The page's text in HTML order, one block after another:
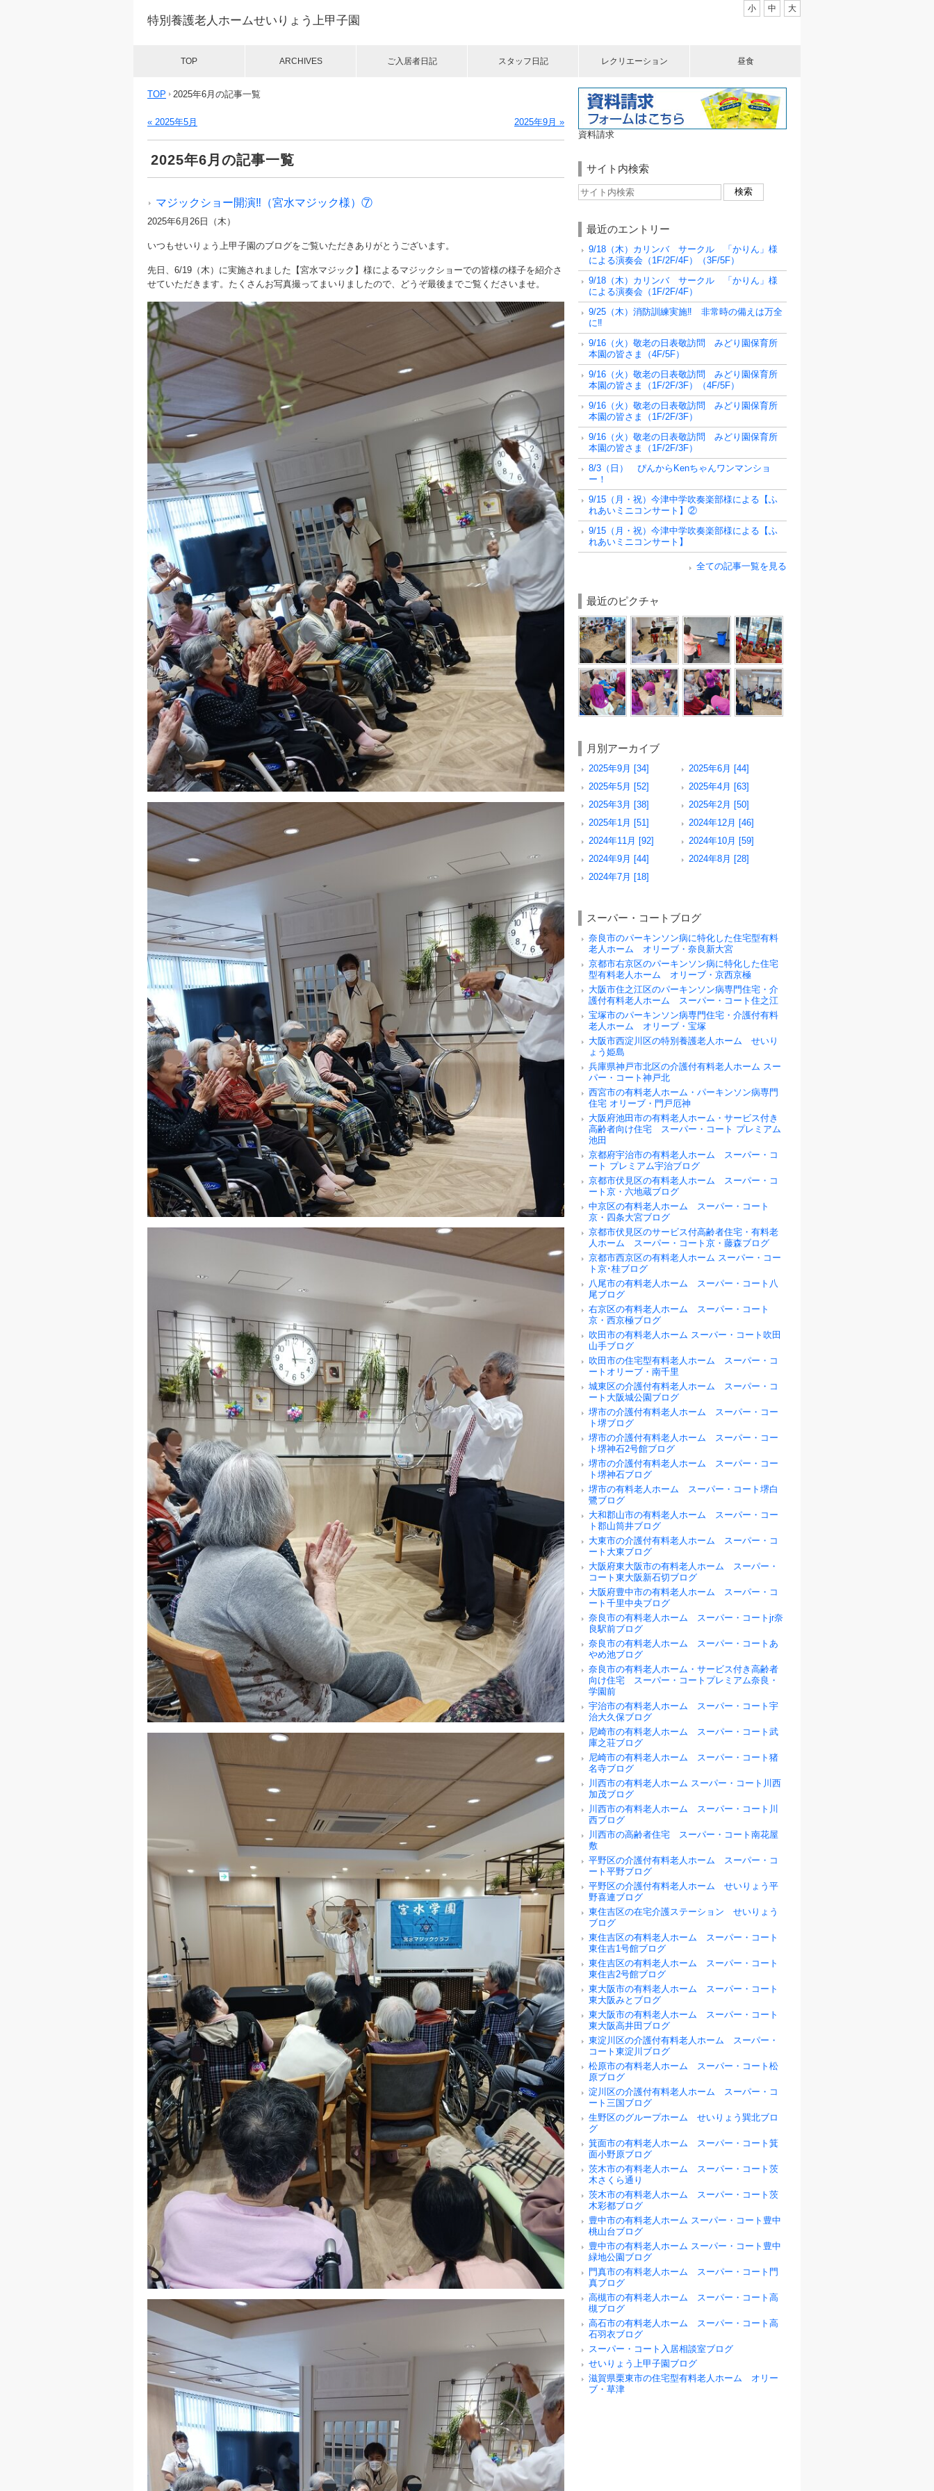
特別養護老人ホームせいりょう上甲子園
TOP ARCHIVES ご入居者日記 スタッフ日記 レクリエーション 昼食
小 中 大
TOP 2025年6月の記事一覧
« 2025年5月 2025年9月 »
2025年6月の記事一覧
マジックショー開演‼（宮水マジック様）⑦
2025年6月26日（木）
いつもせいりょう上甲子園のブログをご覧いただきありがとうございます。
先日、6/19（木）に実施されました【宮水マジック】様によるマジックショーでの皆様の様子を紹介さ
せていただきます。たくさんお写真撮ってまいりましたので、どうぞ最後までご覧くださいませ。
資料請求
サイト内検索
最近のエントリー
9/18（木）カリンバ サークル 「かりん」様
による演奏会（1F/2F/4F）（3F/5F）
9/18（木）カリンバ サークル 「かりん」様
による演奏会（1F/2F/4F）
9/25（木）消防訓練実施‼ 非常時の備えは万全
に‼
9/16（火）敬老の日表敬訪問 みどり園保育所
本園の皆さま（4F/5F）
9/16（火）敬老の日表敬訪問 みどり園保育所
本園の皆さま（1F/2F/3F）（4F/5F）
9/16（火）敬老の日表敬訪問 みどり園保育所
本園の皆さま（1F/2F/3F）
9/16（火）敬老の日表敬訪問 みどり園保育所
本園の皆さま（1F/2F/3F）
8/3（日） ぴんからKenちゃんワンマンショ
ー！
9/15（月・祝）今津中学吹奏楽部様による【ふ
れあいミニコンサート】②
9/15（月・祝）今津中学吹奏楽部様による【ふ
れあいミニコンサート】
全ての記事一覧を見る
最近のピクチャ
月別アーカイブ
2025年9月 [34]
2025年6月 [44]
2025年5月 [52]
2025年4月 [63]
2025年3月 [38]
2025年2月 [50]
2025年1月 [51]
2024年12月 [46]
2024年11月 [92]
2024年10月 [59]
2024年9月 [44]
2024年8月 [28]
2024年7月 [18]
スーパー・コートブログ
奈良市のパーキンソン病に特化した住宅型有料
老人ホーム オリーブ・奈良新大宮
京都市右京区のパーキンソン病に特化した住宅
型有料老人ホーム オリーブ・京西京極
大阪市住之江区のパーキンソン病専門住宅・介
護付有料老人ホーム スーパー・コート住之江
宝塚市のパーキンソン病専門住宅・介護付有料
老人ホーム オリーブ・宝塚
大阪市西淀川区の特別養護老人ホーム せいり
ょう姫島
兵庫県神戸市北区の介護付有料老人ホーム スー
パー・コート神戸北
西宮市の有料老人ホーム・パーキンソン病専門
住宅 オリーブ・門戸厄神
大阪府池田市の有料老人ホーム・サービス付き
高齢者向け住宅 スーパー・コート プレミアム
池田
京都府宇治市の有料老人ホーム スーパー・コ
ート プレミアム宇治ブログ
京都市伏見区の有料老人ホーム スーパー・コ
ート京・六地蔵ブログ
中京区の有料老人ホーム スーパー・コート
京・四条大宮ブログ
京都市伏見区のサービス付高齢者住宅・有料老
人ホーム スーパー・コート京・藤森ブログ
京都市西京区の有料老人ホーム スーパー・コー
ト京･桂ブログ
八尾市の有料老人ホーム スーパー・コート八
尾ブログ
右京区の有料老人ホーム スーパー・コート
京・西京極ブログ
吹田市の有料老人ホーム スーパー・コート吹田
山手ブログ
吹田市の住宅型有料老人ホーム スーパー・コ
ートオリーブ・南千里
城東区の介護付有料老人ホーム スーパー・コ
ート大阪城公園ブログ
堺市の介護付有料老人ホーム スーパー・コー
ト堺ブログ
堺市の介護付有料老人ホーム スーパー・コー
ト堺神石2号館ブログ
堺市の介護付有料老人ホーム スーパー・コー
ト堺神石ブログ
堺市の有料老人ホーム スーパー・コート堺白
鷺ブログ
大和郡山市の有料老人ホーム スーパー・コー
ト郡山筒井ブログ
大東市の介護付有料老人ホーム スーパー・コ
ート大東ブログ
大阪府東大阪市の有料老人ホーム スーパー・
コート東大阪新石切ブログ
大阪府豊中市の有料老人ホーム スーパー・コ
ート千里中央ブログ
奈良市の有料老人ホーム スーパー・コートjr奈
良駅前ブログ
奈良市の有料老人ホーム スーパー・コートあ
やめ池ブログ
奈良市の有料老人ホーム・サービス付き高齢者
向け住宅 スーパー・コートプレミアム奈良・
学園前
宇治市の有料老人ホーム スーパー・コート宇
治大久保ブログ
尼崎市の有料老人ホーム スーパー・コート武
庫之荘ブログ
尼崎市の有料老人ホーム スーパー・コート猪
名寺ブログ
川西市の有料老人ホーム スーパー・コート川西
加茂ブログ
川西市の有料老人ホーム スーパー・コート川
西ブログ
川西市の高齢者住宅 スーパー・コート南花屋
敷
平野区の介護付有料老人ホーム スーパー・コ
ート平野ブログ
平野区の介護付有料老人ホーム せいりょう平
野喜連ブログ
東住吉区の在宅介護ステーション せいりょう
ブログ
東住吉区の有料老人ホーム スーパー・コート
東住吉1号館ブログ
東住吉区の有料老人ホーム スーパー・コート
東住吉2号館ブログ
東大阪市の有料老人ホーム スーパー・コート
東大阪みとブログ
東大阪市の有料老人ホーム スーパー・コート
東大阪高井田ブログ
東淀川区の介護付有料老人ホーム スーパー・
コート東淀川ブログ
松原市の有料老人ホーム スーパー・コート松
原ブログ
淀川区の介護付有料老人ホーム スーパー・コ
ート三国ブログ
生野区のグループホーム せいりょう巽北ブロ
グ
箕面市の有料老人ホーム スーパー・コート箕
面小野原ブログ
茨木市の有料老人ホーム スーパー・コート茨
木さくら通り
茨木市の有料老人ホーム スーパー・コート茨
木彩都ブログ
豊中市の有料老人ホーム スーパー・コート豊中
桃山台ブログ
豊中市の有料老人ホーム スーパー・コート豊中
緑地公園ブログ
門真市の有料老人ホーム スーパー・コート門
真ブログ
高槻市の有料老人ホーム スーパー・コート高
槻ブログ
高石市の有料老人ホーム スーパー・コート高
石羽衣ブログ
スーパー・コート入居相談室ブログ
せいりょう上甲子園ブログ
滋賀県栗東市の住宅型有料老人ホーム オリー
ブ・草津